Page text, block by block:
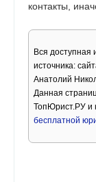
контакты,
Вся доступная
источника:
Анатолий
Данная
ТопЮрист.РУ и
бесплатной